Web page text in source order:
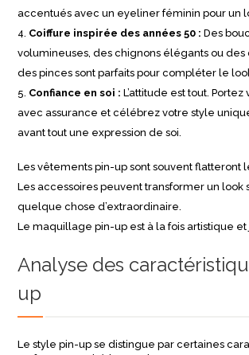
accentués avec un eyeliner féminin pour un
Coiffure inspirée des années 50 : Des
volumineuses, des chignons élégants ou des
des pinces sont parfaits pour compléter le
Confiance en soi : L’attitude est tout.
avec assurance et célébrez votre style
avant tout une expression de soi.
Les vêtements pin-up sont souvent flatteront
Les accessoires peuvent transformer un look
quelque chose d’extraordinaire.
Le maquillage pin-up est à la fois artistique et
Analyse des
up
Le style pin-up se distingue par certaines